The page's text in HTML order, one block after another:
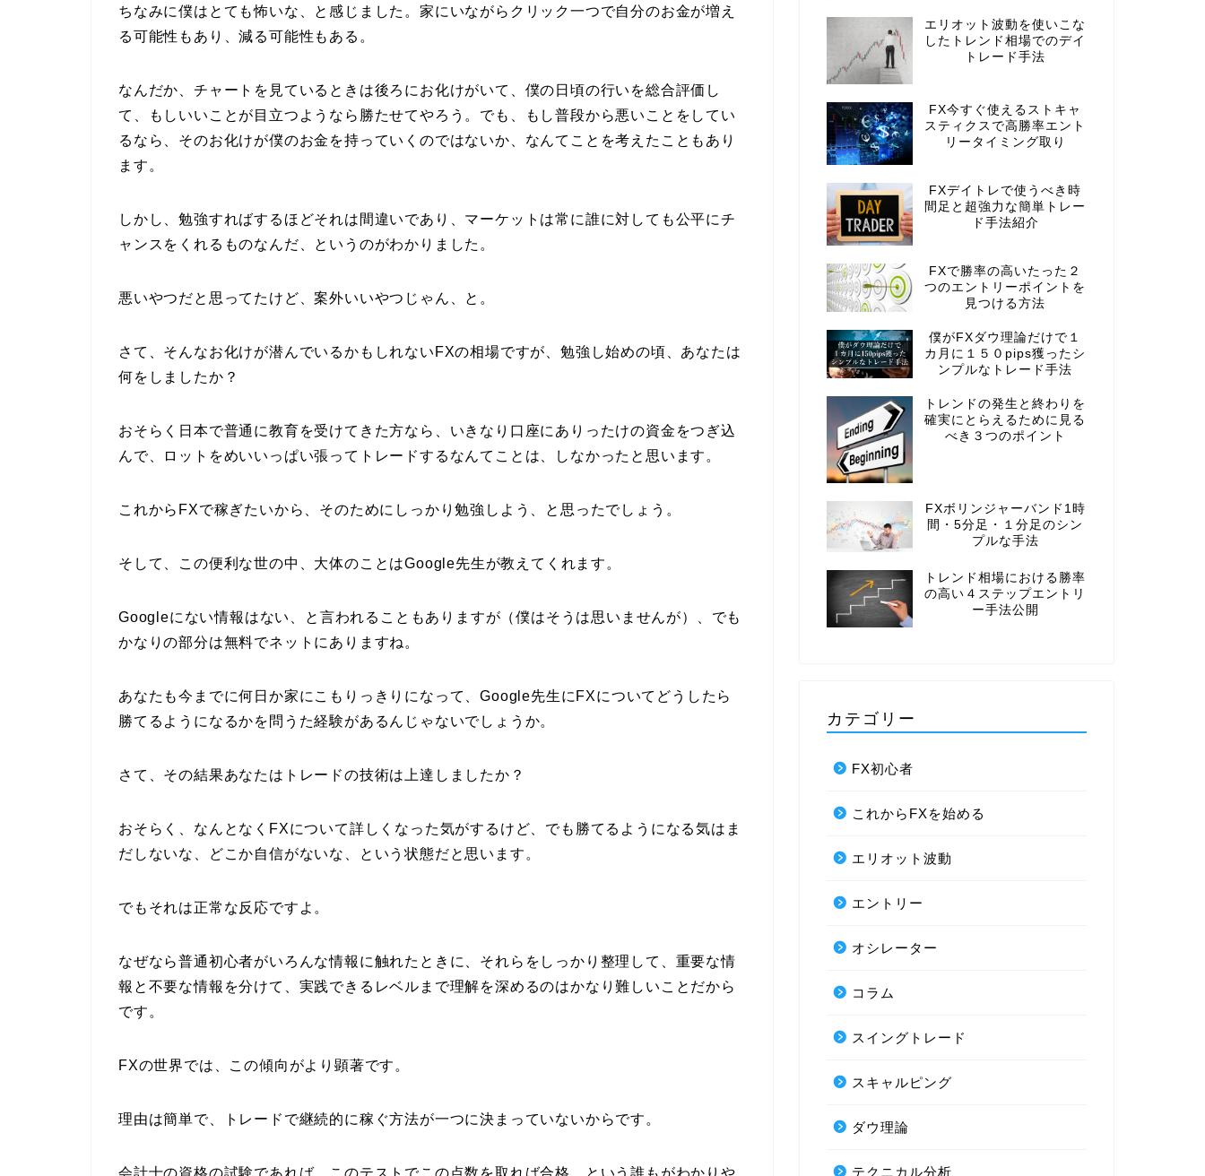
ちなみに僕はとても怖いな、と感じました。家にいながらクリック一つで自分のお金が増え
る可能性もあり、減る可能性もある。
なんだか、チャートを見ているときは後ろにお化けがいて、僕の日頃の行いを総合評価し
て、もしいいことが目立つようなら勝たせてやろう。でも、もし普段から悪いことをしてい
るなら、そのお化けが僕のお金を持っていくのではないか、なんてことを考えたこともあり
ます。
しかし、勉強すればするほどそれは間違いであり、マーケットは常に誰に対しても公平にチ
ャンスをくれるものなんだ、というのがわかりました。
悪いやつだと思ってたけど、案外いいやつじゃん、と。
さて、そんなお化けが潜んでいるかもしれないFXの相場ですが、勉強し始めの頃、あなたは
何をしましたか？
おそらく日本で普通に教育を受けてきた方なら、いきなり口座にありったけの資金をつぎ込
んで、ロットをめいいっぱい張ってトレードするなんてことは、しなかったと思います。
これからFXで稼ぎたいから、そのためにしっかり勉強しよう、と思ったでしょう。
そして、この便利な世の中、大体のことはGoogle先生が教えてくれます。
Googleにない情報はない、と言われることもありますが（僕はそうは思いませんが）、でも
かなりの部分は無料でネットにありますね。
あなたも今までに何日か家にこもりっきりになって、Google先生にFXについてどうしたら
勝てるようになるかを問うた経験があるんじゃないでしょうか。
さて、その結果あなたはトレードの技術は上達しましたか？
おそらく、なんとなくFXについて詳しくなった気がするけど、でも勝てるようになる気はま
だしないな、どこか自信がないな、という状態だと思います。
でもそれは正常な反応ですよ。
なぜなら普通初心者がいろんな情報に触れたときに、それらをしっかり整理して、重要な情
報と不要な情報を分けて、実践できるレベルまで理解を深めるのはかなり難しいことだから
です。
FXの世界では、この傾向がより顕著です。
理由は簡単で、トレードで継続的に稼ぐ方法が一つに決まっていないからです。
会計士の資格の試験であれば、このテストでこの点数を取れば合格、という誰もがわかりや
エリオット波動を使いこな
したトレンド相場でのデイ
トレード手法
FX今すぐ使えるストキャ
スティクスで高勝率エント
リータイミング取り
FXデイトレで使うべき時
間足と超強力な簡単トレー
ド手法紹介
FXで勝率の高いたった２
つのエントリーポイントを
見つける方法
僕がFXダウ理論だけで１
カ月に１５０pips獲ったシ
ンプルなトレード手法
トレンドの発生と終わりを
確実にとらえるために見る
べき３つのポイント
FXボリンジャーバンド1時
間・5分足・１分足のシン
プルな手法
トレンド相場における勝率
の高い４ステップエントリ
ー手法公開
カテゴリー
FX初心者
これからFXを始める
エリオット波動
エントリー
オシレーター
コラム
スイングトレード
スキャルピング
ダウ理論
テクニカル分析